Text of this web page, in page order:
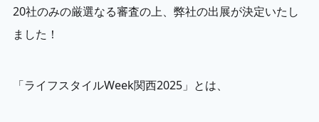
20社のみの厳選なる審査の上、弊社の出展が決定いたし
ました！
「ライフスタイルWeek関西2025」とは、